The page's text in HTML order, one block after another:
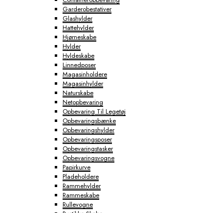
Garderobestativer
Glashylder
Hattehylder
Hjørneskabe
Hylder
Hyldeskabe
Linnedposer
Magasinholdere
Magasinhylder
Naturskabe
Netopbevaring
Opbevaring Til Legetøj
Opbevaringsbænke
Opbevaringshylder
Opbevaringsposer
Opbevaringstasker
Opbevaringsvogne
Papirkurve
Pladeholdere
Rammehylder
Rammeskabe
Rullevogne